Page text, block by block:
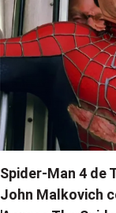
Spider-Man 4 de
John Malkovich